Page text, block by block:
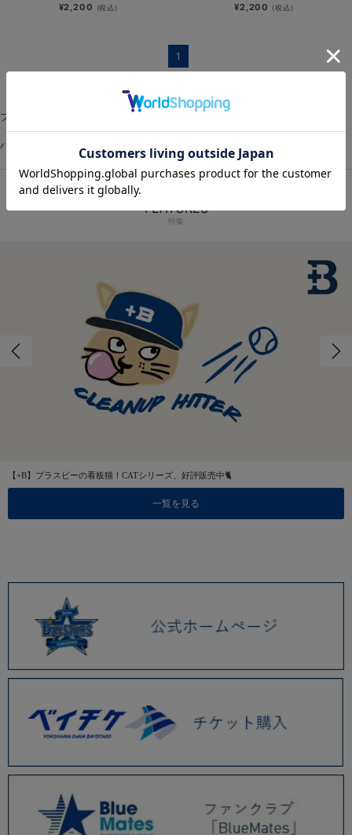
¥2,200 (税込) ¥2,200 (税込)
1
フェイスタオル 選手名タオル
ハンドタオル
FEATURES
特集
【+B】プラスビーの看板猫！CATシリーズ、好評販売中🐈
一覧を見る